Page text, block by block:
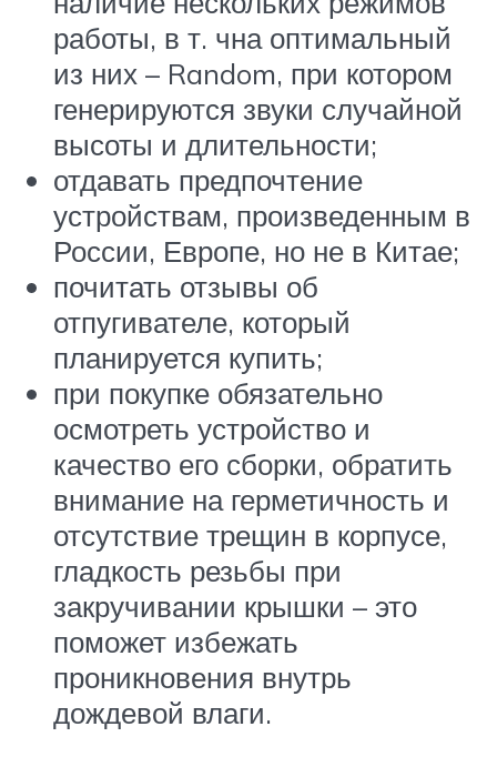
работы, в т. чна оптимальный
из них – Random, при котором
генерируются звуки случайной
высоты и длительности;
отдавать предпочтение
устройствам, произведенным в
России, Европе, но не в Китае;
почитать отзывы об
отпугивателе, который
планируется купить;
при покупке обязательно
осмотреть устройство и
качество его сборки, обратить
внимание на герметичность и
отсутствие трещин в корпусе,
гладкость резьбы при
закручивании крышки – это
поможет избежать
проникновения внутрь
дождевой влаги.